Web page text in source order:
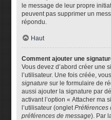
le message de leur propre
peuvent pas supprimer un
répondu.
Haut
Comment ajouter une
Vous devez d’abord créer une
l’utilisateur. Une fois créée,
signature sur le formulaire de
aussi ajouter la signature par
activant l’option « Attacher ma
l’utilisateur (ongletPréférences
préférences de message). Par